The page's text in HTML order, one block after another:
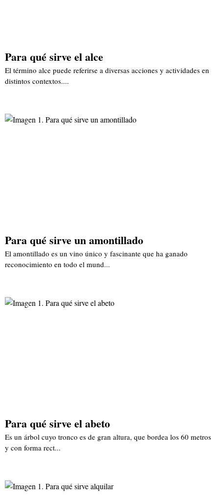
Para qué sirve el alce
El término alce puede referirse a diversas acciones y actividades en
distintos contextos....
Para qué sirve un amontillado
El amontillado es un vino único y fascinante que ha ganado
reconocimiento en todo el mund...
Para qué sirve el abeto
Es un árbol cuyo tronco es de gran altura, que bordea los 60 metros
y con forma rect...